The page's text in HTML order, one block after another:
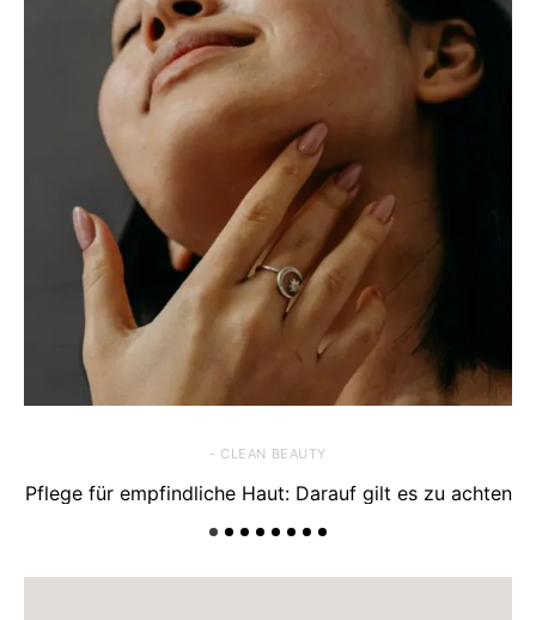
- CLEAN BEAUTY
Pflege für empfindliche Haut: Darauf gilt es zu achten